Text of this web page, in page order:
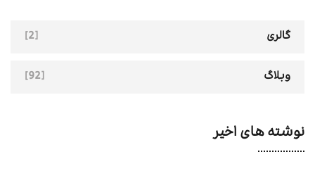
گالری [2]
وبلاگ [92]
نوشته های اخیر